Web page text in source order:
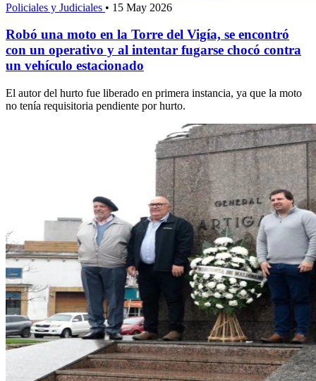
Policiales y Judiciales • 15 May 2026
Robó una moto en la Torre del Vigía, se encontró
con un operativo y al intentar fugarse chocó contra
un vehículo estacionado
El autor del hurto fue liberado en primera instancia, ya que la moto
no tenía requisitoria pendiente por hurto.